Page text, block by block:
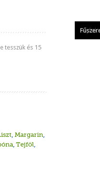
tesszük és 15
, Margarin,
, Tejföl,
Apró
Sajtos